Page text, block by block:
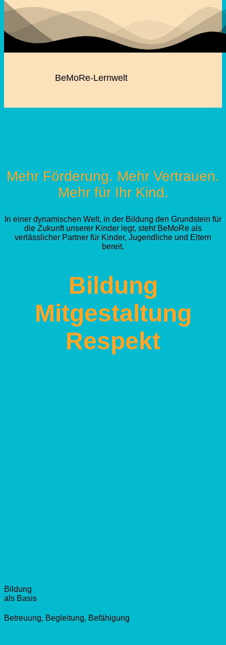
BeMoRe-Lernwelt
Mehr Förderung. Mehr Vertrauen.
Mehr für Ihr Kind.
In einer dynamischen Welt, in der Bildung den Grundstein für
die Zukunft unserer Kinder legt, steht BeMoRe als
verlässlicher Partner für Kinder, Jugendliche und Eltern
bereit.
Bildung
Mitgestaltung
Respekt
Bildung
als Basis
Betreuung, Begleitung, Befähigung